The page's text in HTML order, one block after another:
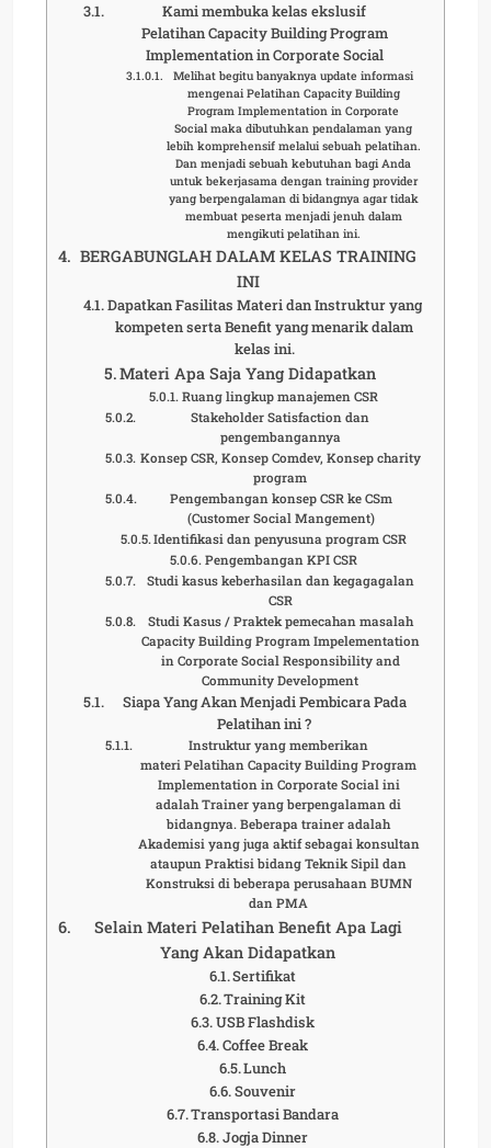
Kami membuka kelas ekslusif
Pelatihan Capacity Building Program
Implementation in Corporate Social
Melihat begitu banyaknya update informasi
mengenai Pelatihan Capacity Building
Program Implementation in Corporate
Social maka dibutuhkan pendalaman yang
lebih komprehensif melalui sebuah pelatihan.
Dan menjadi sebuah kebutuhan bagi Anda
untuk bekerjasama dengan training provider
yang berpengalaman di bidangnya agar tidak
membuat peserta menjadi jenuh dalam
mengikuti pelatihan ini.
BERGABUNGLAH DALAM KELAS TRAINING
INI
Dapatkan Fasilitas Materi dan Instruktur yang
kompeten serta Benefit yang menarik dalam
kelas ini.
Materi Apa Saja Yang Didapatkan
Ruang lingkup manajemen CSR
Stakeholder Satisfaction dan
pengembangannya
Konsep CSR, Konsep Comdev, Konsep charity
program
Pengembangan konsep CSR ke CSm
(Customer Social Mangement)
Identifikasi dan penyusuna program CSR
Pengembangan KPI CSR
Studi kasus keberhasilan dan kegagagalan
CSR
Studi Kasus / Praktek pemecahan masalah
Capacity Building Program Impelementation
in Corporate Social Responsibility and
Community Development
Siapa Yang Akan Menjadi Pembicara Pada
Pelatihan ini ?
Instruktur yang memberikan
materi Pelatihan Capacity Building Program
Implementation in Corporate Social ini
adalah Trainer yang berpengalaman di
bidangnya. Beberapa trainer adalah
Akademisi yang juga aktif sebagai konsultan
ataupun Praktisi bidang Teknik Sipil dan
Konstruksi di beberapa perusahaan BUMN
dan PMA
Selain Materi Pelatihan Benefit Apa Lagi
Yang Akan Didapatkan
Sertifikat
Training Kit
USB Flashdisk
Coffee Break
Lunch
Souvenir
Transportasi Bandara
Jogja Dinner